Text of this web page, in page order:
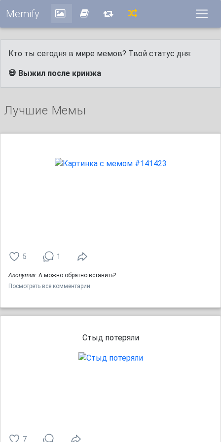
Memify
Кто ты сегодня в мире мемов? Твой статус дня:
💀 Выжил после кринжа
Лучшие Мемы
5 1
Anonymus: А можно обратно вставить?
Посмотреть все комментарии
Стыд потеряли
7